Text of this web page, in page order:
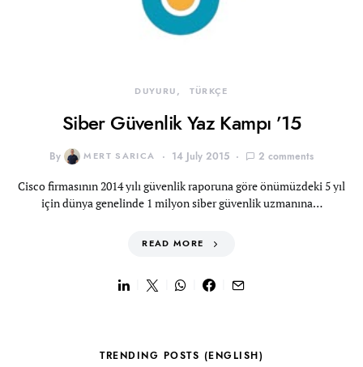
DUYURU TÜRKÇE
Siber Güvenlik Yaz Kampı ’15
By MERT SARICA 14 July 2015 2 comments
Cisco firmasının 2014 yılı güvenlik raporuna göre önümüzdeki 5 yıl
için dünya genelinde 1 milyon siber güvenlik uzmanına…
READ MORE
TRENDING POSTS (ENGLISH)